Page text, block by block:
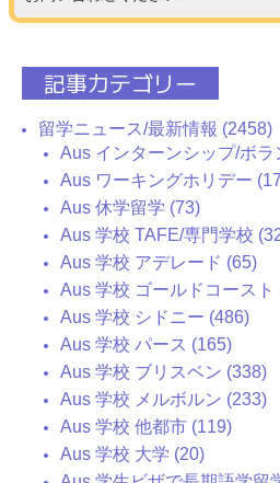
記事カテゴリー
留学ニュース/最新情報 (2458)
Aus インターンシップ/ボラ
Aus ワーキングホリデー
Aus 休学留学 (73)
Aus 学校 TAFE/専門学校
Aus 学校 アデレード (65)
Aus 学校 ゴールドコースト
Aus 学校 シドニー (486)
Aus 学校 パース (165)
Aus 学校 ブリスベン (338)
Aus 学校 メルボルン (233)
Aus 学校 他都市 (119)
Aus 学校 大学 (20)